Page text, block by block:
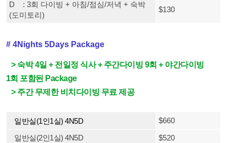
D : 3회 다이빙 + 아침/점심/저녁 + 숙박
(도미토리)
$130
# 4Nights 5Days Package
> 숙박 4일 + 전일정 식사 + 주간다이빙 9회 + 야간다이빙
1회 포함된 Package
> 주간 무제한 비치다이빙 무료 제공
일반실(1인1실) 4N5D $660
일반실(2인1실) 4N5D
$520